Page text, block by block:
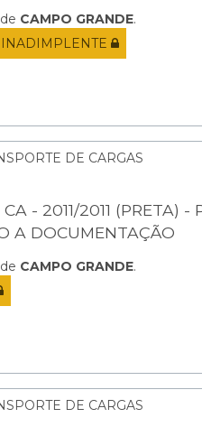
CAMPO GRANDE.
DE CARGAS
- 2011/2011 (PRETA) -
A DOCUMENTAÇÃO
CAMPO GRANDE.
DE CARGAS